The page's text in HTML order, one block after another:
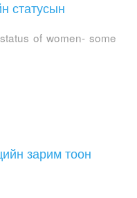
статусын
of women- some
зарим тоон